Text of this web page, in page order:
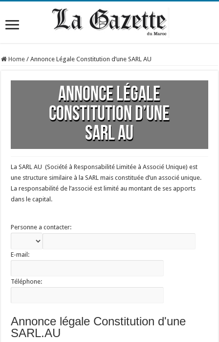
Home / Annonce Légale Constitution d’une SARL AU
Annonce Légale
Constitution d’une
SARL AU
La SARL AU (Société à Responsabilité Limitée à Associé Unique) est
une structure similaire à la SARL mais constituée d’un associé unique.
La responsabilité de l’associé est limité au montant de ses apports
dans le capital.
Personne a contacter:
E-mail:
Téléphone:
Annonce légale Constitution d'une
SARL.AU